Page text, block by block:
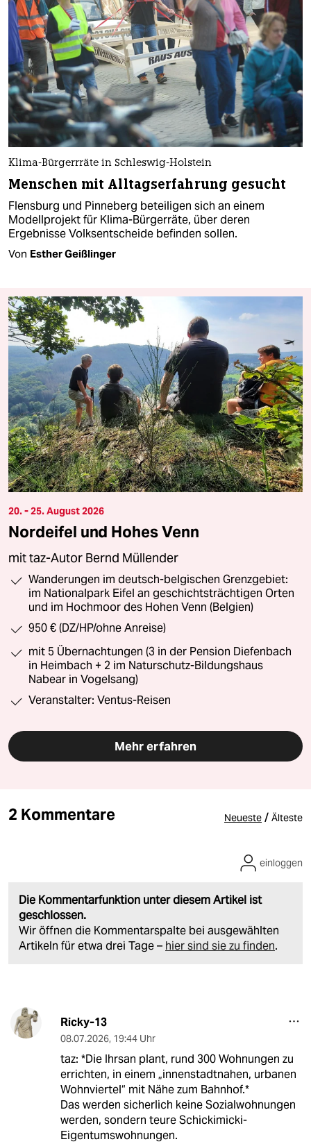
Klima-Bürgerrräte in Schleswig-Holstein
Menschen mit Alltagserfahrung gesucht
Flensburg und Pinneberg beteiligen sich an einem
Modellprojekt für Klima-Bürgerräte, über deren
Ergebnisse Volksentscheide befinden sollen.
Von Esther Geißlinger
20. - 25. August 2026
Nordeifel und Hohes Venn
mit taz-Autor Bernd Müllender
Wanderungen im deutsch-belgischen Grenzgebiet:
im Nationalpark Eifel an geschichtsträchtigen Orten
und im Hochmoor des Hohen Venn (Belgien)
950 € (DZ/HP/ohne Anreise)
mit 5 Übernachtungen (3 in der Pension Diefenbach
in Heimbach + 2 im Naturschutz-Bildungshaus
Nabear in Vogelsang)
Veranstalter: Ventus-Reisen
Mehr erfahren
2 Kommentare Neueste / Älteste
Die Kommentarfunktion unter diesem Artikel ist
geschlossen.
Wir öffnen die Kommentarspalte bei ausgewählten
Artikeln für etwa drei Tage – hier sind sie zu finden.
einloggen
Ricky-13
08.07.2026, 19:44 Uhr
taz: *Die Ihrsan plant, rund 300 Wohnungen zu
errichten, in einem „innenstadtnahen, urbanen
Wohnviertel“ mit Nähe zum Bahnhof.*
Das werden sicherlich keine Sozialwohnungen
werden, sondern teure Schickimicki-
Eigentumswohnungen.